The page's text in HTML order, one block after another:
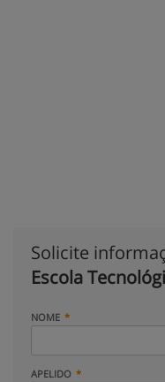
Solicite
Escola
NOME
APELIDO